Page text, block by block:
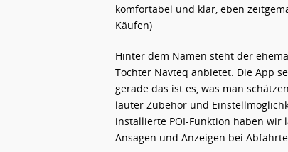
komfortabel und klar, eben
Käufen)
Hinter dem Namen steht der
Tochter Navteq anbietet. Die App
gerade das ist es, was man
lauter Zubehör und
installierte POI-Funktion haben wir
Ansagen und Anzeigen bei